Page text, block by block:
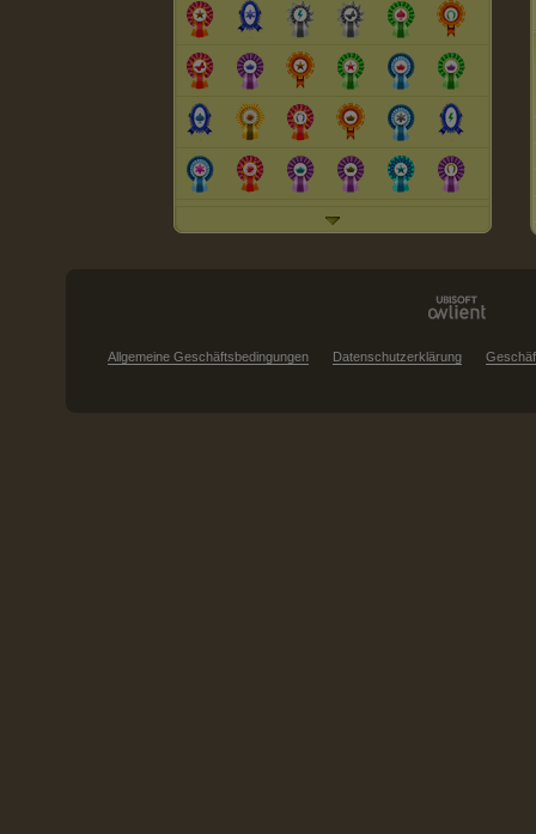
Allgemeine Geschäftsbedingungen Datenschutzerklärung